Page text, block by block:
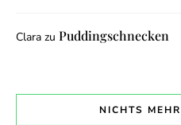
Clara zu Puddingschnecken
NICHTS